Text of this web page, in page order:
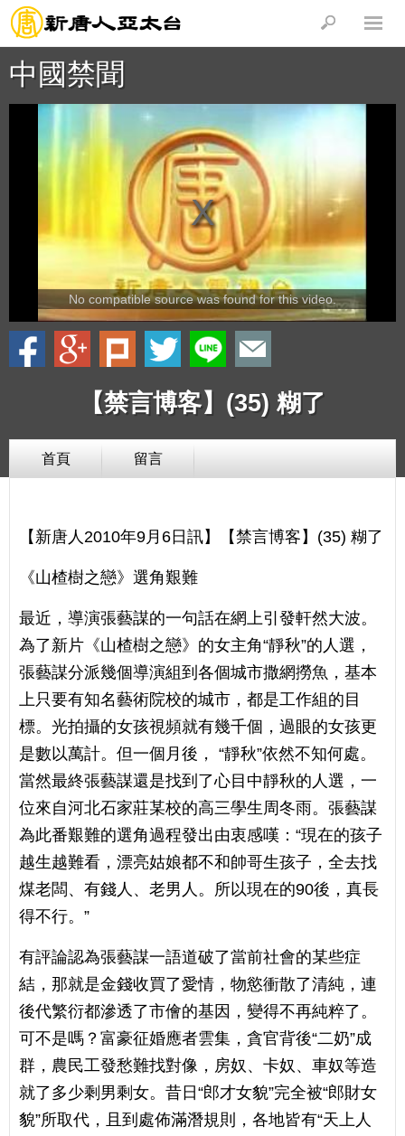
中國禁聞
No compatible source was found for this video.
【禁言博客】(35) 糊了
首頁 留言
【新唐人2010年9月6日訊】【禁言博客】(35) 糊了
《山楂樹之戀》選角艱難
最近，導演張藝謀的一句話在網上引發軒然大波。
為了新片《山楂樹之戀》的女主角“靜秋”的人選，
張藝謀分派幾個導演組到各個城市撒網撈魚，基本
上只要有知名藝術院校的城市，都是工作組的目
標。光拍攝的女孩視頻就有幾千個，過眼的女孩更
是數以萬計。但一個月後， “靜秋”依然不知何處。
當然最終張藝謀還是找到了心目中靜秋的人選，一
位來自河北石家莊某校的高三學生周冬雨。張藝謀
為此番艱難的選角過程發出由衷感嘆：“現在的孩子
越生越難看，漂亮姑娘都不和帥哥生孩子，全去找
煤老闆、有錢人、老男人。所以現在的90後，真長
得不行。”
有評論認為張藝謀一語道破了當前社會的某些症
結，那就是金錢收買了愛情，物慾衝散了清純，連
後代繁衍都滲透了市儈的基因，變得不再純粹了。
可不是嗎？富豪征婚應者雲集，貪官背後“二奶”成
群，農民工發愁難找對像，房奴、卡奴、車奴等造
就了多少剩男剩女。昔日“郎才女貌”完全被“郎財女
貌”所取代，且到處佈滿潛規則，各地皆有“天上人